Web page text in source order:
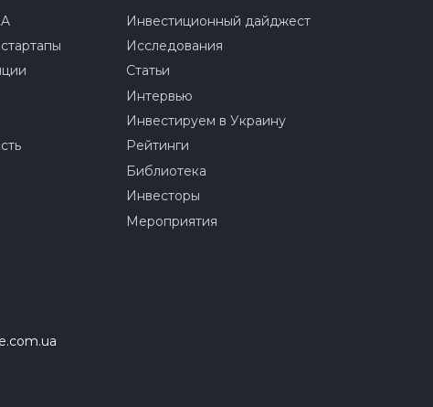
Инвестиционный дайджест
Исследования
Статьи
Интервью
Инвестируем в Украину
Рейтинги
Библиотека
Инвесторы
Мероприятия